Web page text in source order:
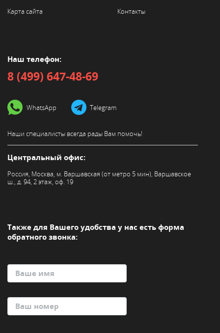
Карта сайта
Контакты
Наш телефон:
8 (499) 647-48-69
WhatsApp Telegram
Наши специалисты всегда рады Вам помочь!
Центральный офис:
Россия, Москва, м. Варшавская (от метро 5 мин), Варшавское
ш., д. 94, 2 этаж, оф. 19
Также для Вашего удобства у нас есть форма
обратного звонка: